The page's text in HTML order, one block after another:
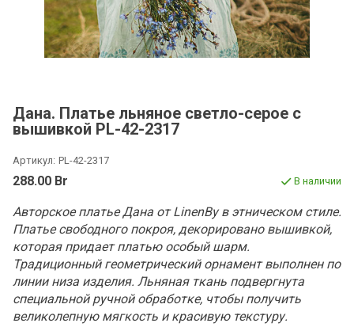
Дана. Платье льняное светло-серое с
вышивкой PL-42-2317
Артикул: PL-42-2317
288.00 Br В наличии
Авторское платье Дана от LinenBy в этническом стиле.
Платье свободного покроя, декорировано вышивкой,
которая придает платью особый шарм.
Традиционный геометрический орнамент выполнен по
линии низа изделия. Льняная ткань подвергнута
специальной ручной обработке, чтобы получить
великолепную мягкость и красивую текстуру.